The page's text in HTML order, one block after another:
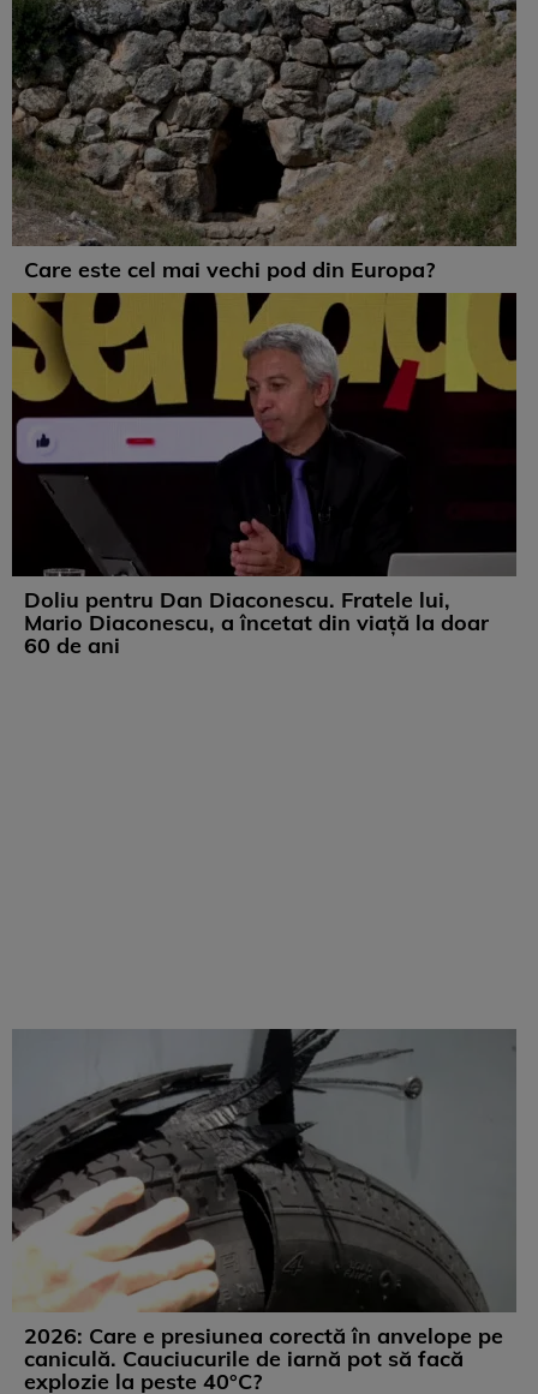
Care este cel mai vechi pod din Europa?
Doliu pentru Dan Diaconescu. Fratele lui,
Mario Diaconescu, a încetat din viață la doar
60 de ani
2026: Care e presiunea corectă în anvelope pe
caniculă. Cauciucurile de iarnă pot să facă
explozie la peste 40°C?